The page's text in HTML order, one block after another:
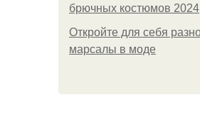
брючных костюмов 2024
Откройте для себя
марсалы в моде